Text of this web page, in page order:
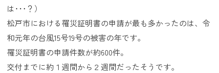
は･･･？）
松戸市における罹災証明書の申請が最も多かったのは、令
和元年の台風15号19号の被害の年です。
罹災証明書の申請件数が約600件。
交付までに約１週間から２週間だったそうです。